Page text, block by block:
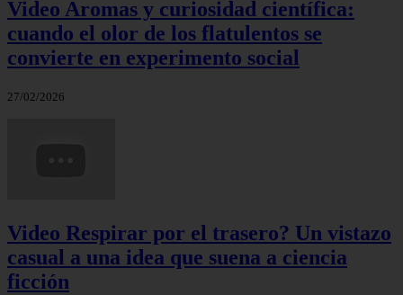
Video Aromas y curiosidad científica:
cuando el olor de los flatulentos se
convierte en experimento social
27/02/2026
Video Respirar por el trasero? Un vistazo
casual a una idea que suena a ciencia
ficción